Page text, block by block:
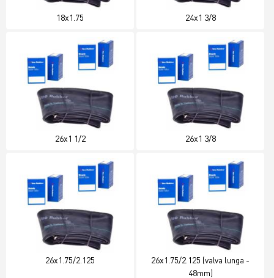
18x1.75 24x1 3/8
26x1 1/2 26x1 3/8
26x1.75/2.125
26x1.75/2.125 (valva lunga -
48mm)